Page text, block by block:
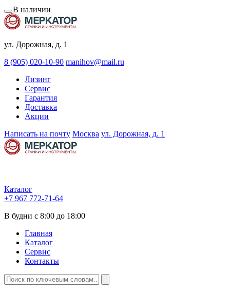
ул. Дорожная, д. 1
8 (905) 020-10-90 manihov@mail.ru
Лизинг
Сервис
Гарантия
Доставка
Акции
Написать на почту Москва ул. Дорожная, д. 1
Каталог
+7 967 772-71-64
В будни с 8:00 до 18:00
Главная
Каталог
Сервис
Контакты
В наличии